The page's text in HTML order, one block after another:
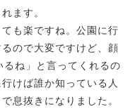
ます。
も楽ですね。公園に行
ので大変ですけど、顔
ね」と言ってくれるの
けば誰か知っている人
息抜きになりました。